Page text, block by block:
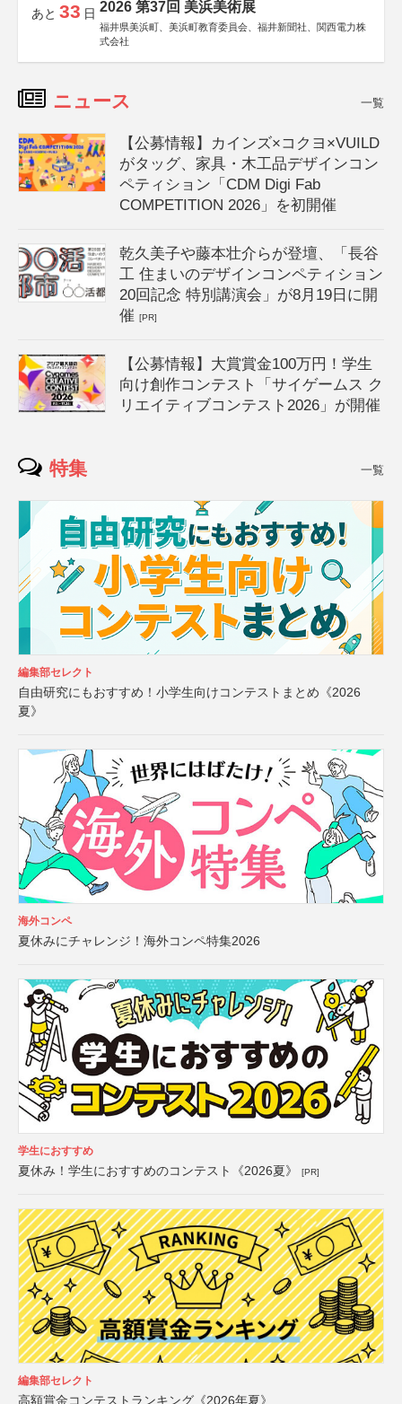
あと 33 日 2026 第37回 美浜美術展
福井県美浜町、美浜町教育委員会、福井新聞社、関西電力株
式会社
ニュース 一覧
【公募情報】カインズ×コクヨ×VUILD
がタッグ、家具・木工品デザインコン
ペティション「CDM Digi Fab
COMPETITION 2026」を初開催
乾久美子や藤本壮介らが登壇、「長谷
工 住まいのデザインコンペティション
20回記念 特別講演会」が8月19日に開
催[PR]
【公募情報】大賞賞金100万円！学生
向け創作コンテスト「サイゲームス ク
リエイティブコンテスト2026」が開催
特集 一覧
編集部セレクト
自由研究にもおすすめ！小学生向けコンテストまとめ《2026
夏》
海外コンペ
夏休みにチャレンジ！海外コンペ特集2026
学生におすすめ
夏休み！学生におすすめのコンテスト《2026夏》 [PR]
編集部セレクト
高額賞金コンテストランキング《2026年夏》